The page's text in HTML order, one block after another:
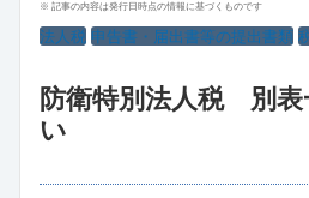
※ 記事の内容は発行日時点の情報に基づくものです
法人税 申告書・届出書等の提出書類
防衛特別法人税 別表
い